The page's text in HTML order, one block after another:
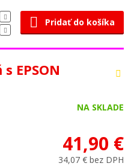
Pridať do košíka
EPSON
NA SKLADE
41,90 €
34,07 € bez DPH